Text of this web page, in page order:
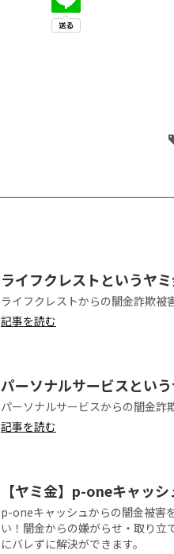
ライフクレストというヤ
ライフクレストからの闇金詐欺被
記事を読む
パーソナルサービスとい
パーソナルサービスからの闇金詐
記事を読む
【ヤミ金】p-oneキャッ
p-oneキャッシュからの闇金被害
い！闇金からの嫌がらせ・取り立
にバレずに解決ができます。